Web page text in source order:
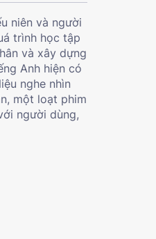
niên và người
trình học tập
và xây dựng
Anh hiện có
nghe nhìn
một loạt phim
người dùng,